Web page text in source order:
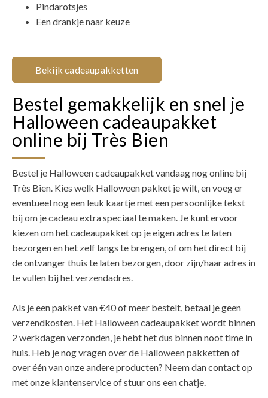
Pindarotsjes
Een drankje naar keuze
Bekijk cadeaupakketten
Bestel gemakkelijk en snel je
Halloween cadeaupakket
online bij Très Bien
Bestel je Halloween cadeaupakket vandaag nog online bij
Très Bien. Kies welk Halloween pakket je wilt, en voeg er
eventueel nog een leuk kaartje met een persoonlijke tekst
bij om je cadeau extra speciaal te maken. Je kunt ervoor
kiezen om het cadeaupakket op je eigen adres te laten
bezorgen en het zelf langs te brengen, of om het direct bij
de ontvanger thuis te laten bezorgen, door zijn/haar adres in
te vullen bij het verzendadres.
Als je een pakket van €40 of meer bestelt, betaal je geen
verzendkosten. Het Halloween cadeaupakket wordt binnen
2 werkdagen verzonden, je hebt het dus binnen noot time in
huis. Heb je nog vragen over de Halloween pakketten of
over één van onze andere producten? Neem dan contact op
met onze klantenservice of stuur ons een chatje.